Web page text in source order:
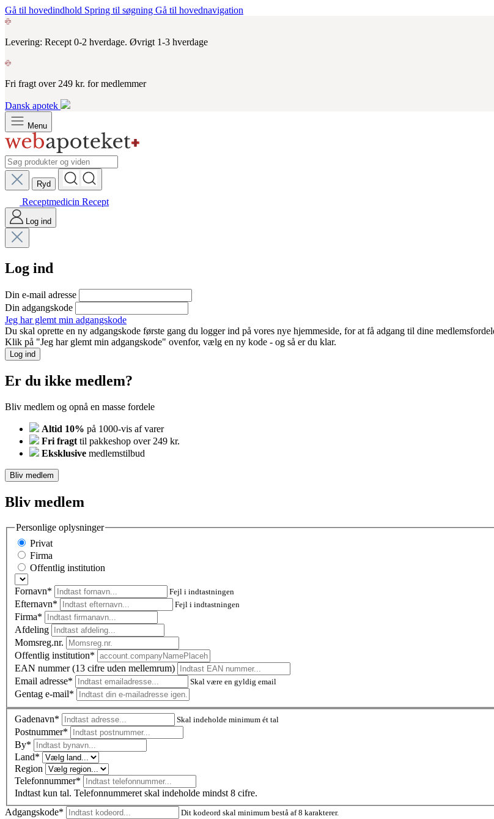
Gå til hovedindhold Spring til søgning Gå til hovednavigation
Levering: Recept 0-2 hverdage. Øvrigt 1-3 hverdage
Fri fragt over 249 kr. for medlemmer
Dansk apotek
Menu
Ryd
Receptmedicin Recept
Log ind
Log ind
Din e-mail adresse
Din adgangskode
Jeg har glemt min adgangskode
Du skal oprette en ny adgangskode første gang du logger ind på vores nye hjemmeside, for at få adgang til dine
Klik på "Jeg har glemt min adgangskode" ovenfor, vælg en ny kode - og så er du klar.
Log ind
Er du ikke medlem?
Bliv medlem og opnå en masse fordele
Altid 10% på 1000-vis af varer
Fri fragt til pakkeshop over 249 kr.
Eksklusive medlemstilbud
Bliv medlem
Bliv medlem
Personlige oplysninger
Privat
Firma
Offentlig institution
Fornavn* Fejl i indtastningen
Efternavn* Fejl i indtastningen
Firma*
Afdeling
Momsreg.nr.
Offentlig institution*
EAN nummer (13 cifre uden mellemrum)
Email adresse*
Skal være en gyldig email
Gentag e-mail*
Gadenavn* Skal indeholde minimum ét tal
Postnummer*
By*
Land*
Region
Telefonnummer*
Indtast kun tal. Telefonnummeret skal indeholde mindst 8 cifre.
Adgangskode*
Dit kodeord skal minimum bestå af 8 karakterer.